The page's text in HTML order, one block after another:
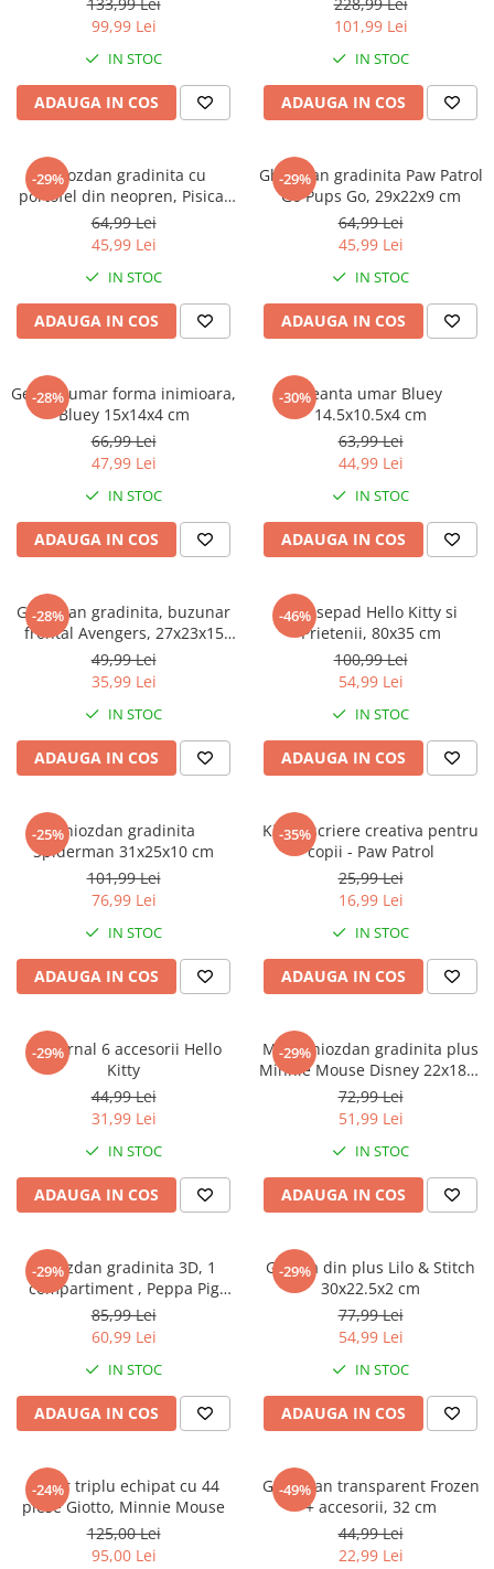
Cry Babies
Wonder Woman
The Grinch
FLAMINGO
Incaltaminte fete
Ghete si cizme fete
Pantofi fete
Pantofi sport fete
Sandale fete
99,99 Lei
IN STOC
ADAUGA IN COS
101,99 Lei
IN STOC
ADAUGA IN COS
-29%
Ghiozdan gradinita cu
portofel din neopren, Pisica,
25x20x10 cm
64,99 Lei
45,99 Lei
IN STOC
ADAUGA IN COS
-29%
Ghiozdan gradinita Paw Patrol
Go Pups Go, 29x22x9 cm
64,99 Lei
45,99 Lei
IN STOC
ADAUGA IN COS
-28%
Geanta umar forma inimioara,
Bluey 15x14x4 cm
66,99 Lei
47,99 Lei
IN STOC
ADAUGA IN COS
-30%Geanta umar Bluey
14.5x10.5x4 cm
63,99 Lei
44,99 Lei
IN STOC
ADAUGA IN COS
-28%
Ghiozdan gradinita, buzunar
frontal Avengers, 27x23x15
cm
49,99 Lei
35,99 Lei
IN STOC
ADAUGA IN COS
-46%
Mousepad Hello Kitty si
Prietenii, 80x35 cm
100,99 Lei
54,99 Lei
IN STOC
ADAUGA IN COS
-25%Ghiozdan gradinita
Spiderman 31x25x10 cm
101,99 Lei
76,99 Lei
IN STOC
ADAUGA IN COS
-35%
Kit de scriere creativa pentru
copii - Paw Patrol
25,99 Lei
16,99 Lei
IN STOC
ADAUGA IN COS
-29%
Set Jurnal 6 accesorii Hello
Kitty
44,99 Lei
31,99 Lei
IN STOC
ADAUGA IN COS
-29%
Mini Ghiozdan gradinita plus
Minnie Mouse Disney 22x18x8
cm
72,99 Lei
51,99 Lei
IN STOC
ADAUGA IN COS
-29%
Ghiozdan gradinita 3D, 1
compartiment , Peppa Pig
31x25x10 cm
85,99 Lei
60,99 Lei
IN STOC
ADAUGA IN COS
-29%
Geanta din plus Lilo & Stitch
30x22.5x2 cm
77,99 Lei
54,99 Lei
IN STOC
ADAUGA IN COS
-24%
Penar triplu echipat cu 44
piese Giotto, Minnie Mouse
125,00 Lei
95,00 Lei
-49%
Ghiozdan transparent Frozen
+ accesorii, 32 cm
44,99 Lei
22,99 Lei